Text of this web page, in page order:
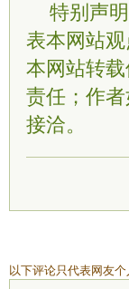
特别声
表本网站
本网站转
责任；作
接洽。
以下评论只代表网友